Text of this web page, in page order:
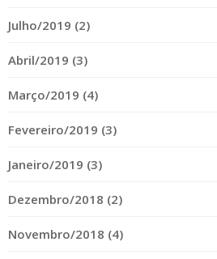
Julho/2019 (2)
Abril/2019 (3)
Março/2019 (4)
Fevereiro/2019 (3)
Janeiro/2019 (3)
Dezembro/2018 (2)
Novembro/2018 (4)